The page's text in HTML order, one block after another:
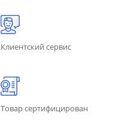
Клиентский сервис
Товар сертифицирован